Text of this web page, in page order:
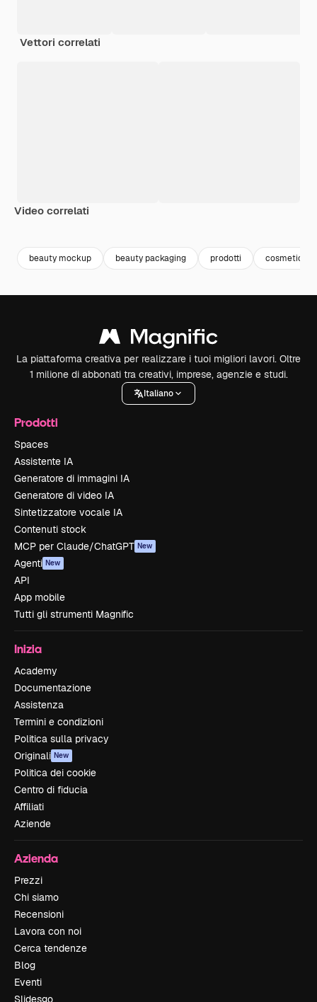
Vettori correlati
Video correlati
beauty mockup beauty packaging prodotti cosmetici
La piattaforma creativa per realizzare i tuoi migliori lavori. Oltre
1 milione di abbonati tra creativi, imprese, agenzie e studi.
Italiano
Prodotti
Spaces
Assistente IA
Generatore di immagini IA
Generatore di video IA
Sintetizzatore vocale IA
Contenuti stock
MCP per Claude/ChatGPT New
Agenti New
API
App mobile
Tutti gli strumenti Magnific
Inizia
Academy
Documentazione
Assistenza
Termini e condizioni
Politica sulla privacy
Originali New
Politica dei cookie
Centro di fiducia
Affiliati
Aziende
Azienda
Prezzi
Chi siamo
Recensioni
Lavora con noi
Cerca tendenze
Blog
Eventi
Slidesgo